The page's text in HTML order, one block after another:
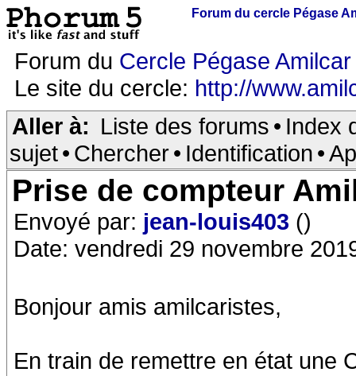
Forum du cercle Pégase
Forum du Cercle Pégase Amilcar
Le site du cercle: http://
Aller à: Liste des forums • Index
sujet• Chercher• Identification •
Prise de compteur
Envoyé par: jean-louis403 ()
Date: vendredi 29 novembre
Bonjour amis amilcaristes,
En train de remettre en état une